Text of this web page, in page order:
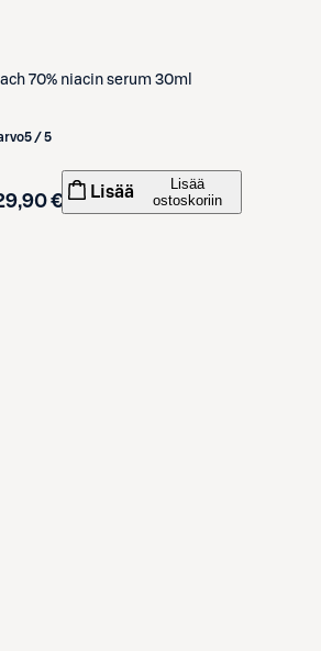
70% niacin serum 30ml
5 / 5
€ Lisää
Lisää
ostoskoriin